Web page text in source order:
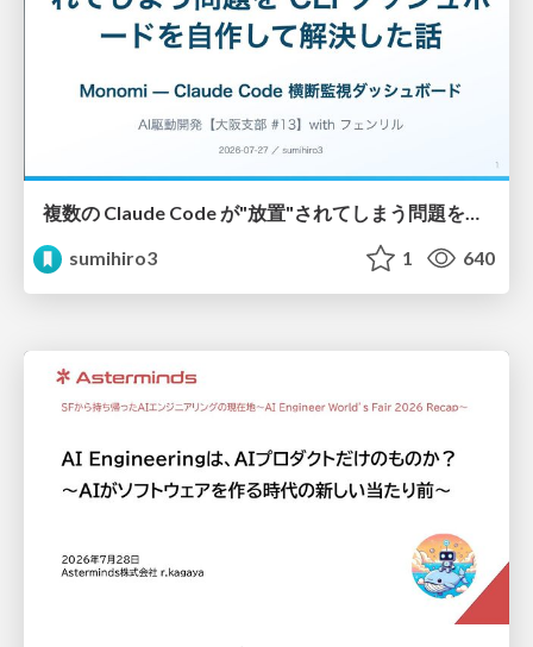
複数の Claude Code が"放置"されてしまう問題をCLI ダッシュボードを自作して解決した話
sumihiro3
1 640